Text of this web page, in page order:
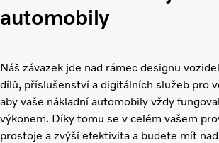
automobily
Náš závazek jde nad rámec designu
dílů, příslušenství a digitálních služeb pro
aby vaše nákladní automobily vždy
výkonem. Díky tomu se v celém vašem
prostoje a zvýší efektivita a budete mít